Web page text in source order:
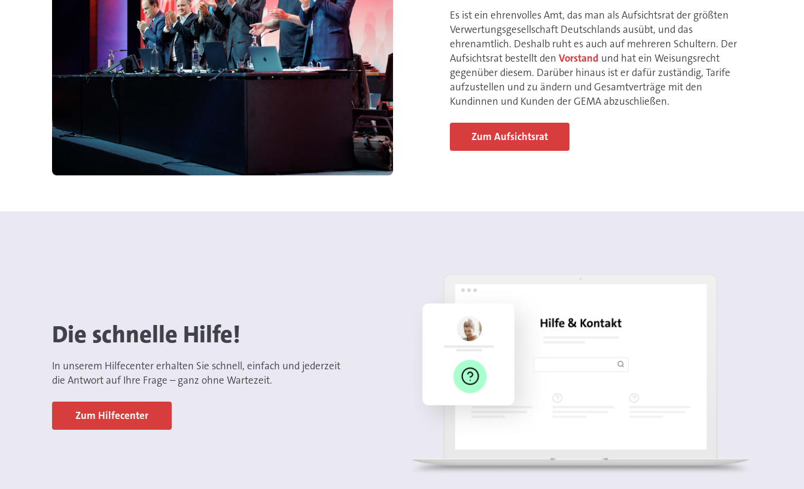
Es ist ein ehrenvolles Amt, das man als Aufsichtsrat der größten
Verwertungsgesellschaft Deutschlands ausübt, und das
ehrenamtlich. Deshalb ruht es auch auf mehreren Schultern. Der
Aufsichtsrat bestellt den Vorstand und hat ein Weisungsrecht
gegenüber diesem. Darüber hinaus ist er dafür zuständig, Tarife
aufzustellen und zu ändern und Gesamtverträge mit den
Kundinnen und Kunden der GEMA abzuschließen.
Zum Aufsichtsrat
Die schnelle Hilfe!
In unserem Hilfecenter erhalten Sie schnell, einfach und jederzeit
die Antwort auf Ihre Frage – ganz ohne Wartezeit.
Zum Hilfecenter